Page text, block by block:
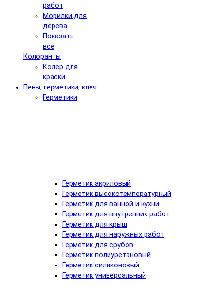
работ
Морилки для
дерева
Показать
все
Колоранты
Колер для
краски
Пены, герметики, клея
Герметики
Герметик акриловый
Герметик высокотемпературный
Герметик для ванной и кухни
Герметик для внутренних работ
Герметик для крыш
Герметик для наружных работ
Герметик для срубов
Герметик полиуретановый
Герметик силиконовый
Герметик универсальный